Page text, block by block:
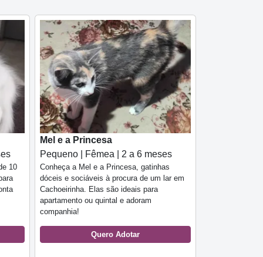
10
Mel e a Princesa
Pequeno | Fêmea | 2 a 6 meses
Conheça a Mel e a Princesa, gatinhas
dóceis e sociáveis à procura de um lar em
Cachoeirinha. Elas são ideais para
apartamento ou quintal e adoram
companhia!
Quero Adotar